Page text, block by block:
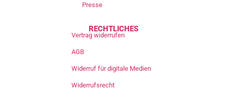
Presse
RECHTLICHES
Vertrag widerrufen
AGB
Widerruf für digitale Medien
Widerrufsrecht